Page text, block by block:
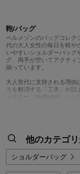
鞄/バッグ
ベルメゾンのバッグコレク
代の大人女性の毎日を軽や
いやすいショルダーバッグ
グ、両手が空いてアクテ
揃っています。
大人世代に支持される理由
スを解消する「工夫」が詰
ッテミー（mottemii）」シ
発明レベルの利便性が
さらに、大人の装いに品格
（Dakota）やイザック（
こだわったシープレザー
世代に嬉しい「軽くて上質
他のカテゴ
ショルダーバッグ